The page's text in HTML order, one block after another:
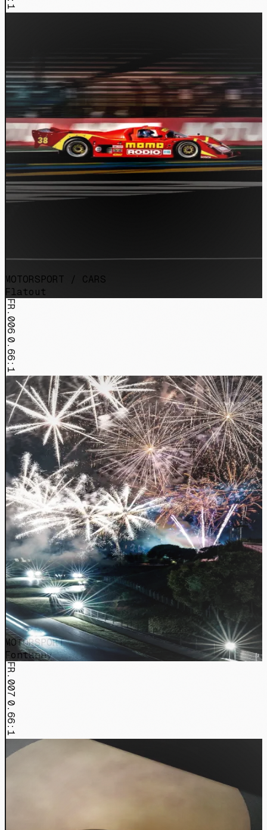
MOTORSPORT / CARS
Flatout
FR.006
0.66:1
MOTORSPORT
Fontanny
FR.007
0.66:1